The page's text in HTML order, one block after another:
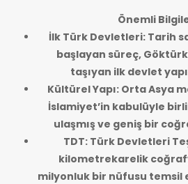
Önemli
İlk Türk Devletleri: Tarih
başlayan süreç,
taşıyan ilk devlet
Kültürel Yapı: Orta Asya
İslamiyet’in kabulüyle
ulaşmış ve geniş bir
TDT: Türk Devletleri
kilometrekarelik
milyonluk bir nüfusu temsil